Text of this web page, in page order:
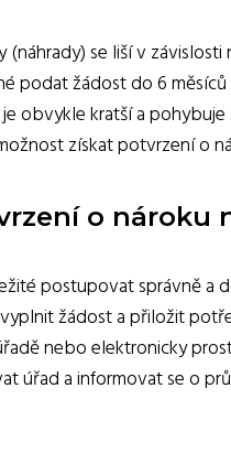
se liší v
podat žádost do 6
obvykle kratší a
získat potvrzení o
o nároku
postupovat správně
žádost a přiložit
nebo elektronicky
úřad a informovat se o